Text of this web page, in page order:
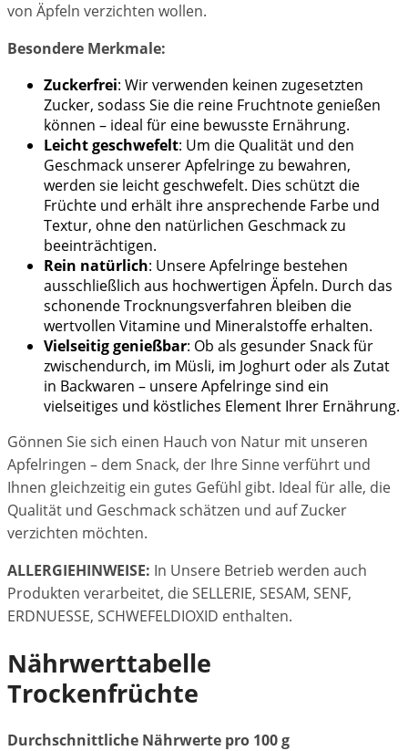
von Äpfeln verzichten wollen.
Besondere Merkmale:
Zuckerfrei: Wir verwenden keinen zugesetzten
Zucker, sodass Sie die reine Fruchtnote genießen
können – ideal für eine bewusste Ernährung.
Leicht geschwefelt: Um die Qualität und den
Geschmack unserer Apfelringe zu bewahren,
werden sie leicht geschwefelt. Dies schützt die
Früchte und erhält ihre ansprechende Farbe und
Textur, ohne den natürlichen Geschmack zu
beeinträchtigen.
Rein natürlich: Unsere Apfelringe bestehen
ausschließlich aus hochwertigen Äpfeln. Durch das
schonende Trocknungsverfahren bleiben die
wertvollen Vitamine und Mineralstoffe erhalten.
Vielseitig genießbar: Ob als gesunder Snack für
zwischendurch, im Müsli, im Joghurt oder als Zutat
in Backwaren – unsere Apfelringe sind ein
vielseitiges und köstliches Element Ihrer Ernährung.
Gönnen Sie sich einen Hauch von Natur mit unseren
Apfelringen – dem Snack, der Ihre Sinne verführt und
Ihnen gleichzeitig ein gutes Gefühl gibt. Ideal für alle, die
Qualität und Geschmack schätzen und auf Zucker
verzichten möchten.
ALLERGIEHINWEISE: In Unsere Betrieb werden auch
Produkten verarbeitet, die SELLERIE, SESAM, SENF,
ERDNUESSE, SCHWEFELDIOXID enthalten.
Nährwerttabelle
Trockenfrüchte
Durchschnittliche Nährwerte pro 100 g